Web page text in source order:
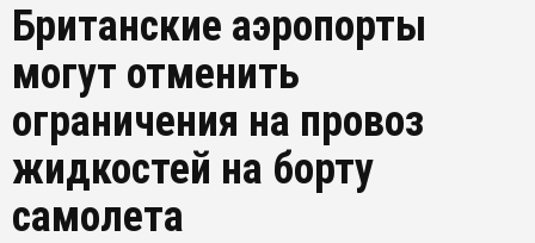
Британские аэропорты
могут отменить
ограничения на провоз
жидкостей на борту
самолета